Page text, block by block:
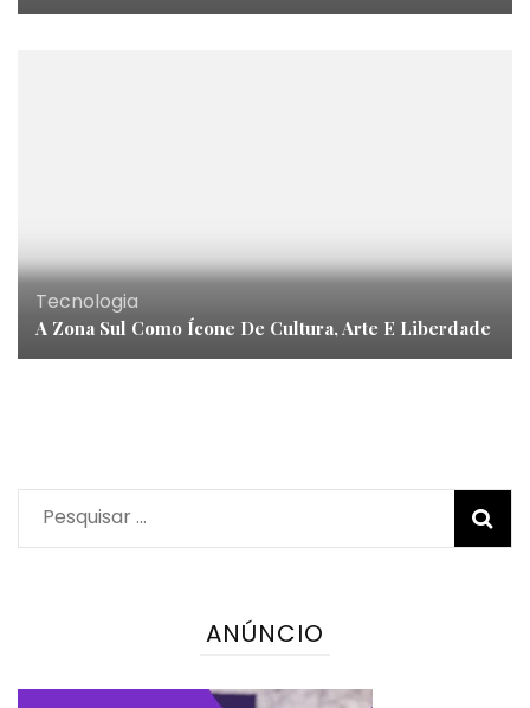
Tecnologia
A Zona Sul Como Ícone De Cultura, Arte E Liberdade
Pesquisar
por:
ANÚNCIO